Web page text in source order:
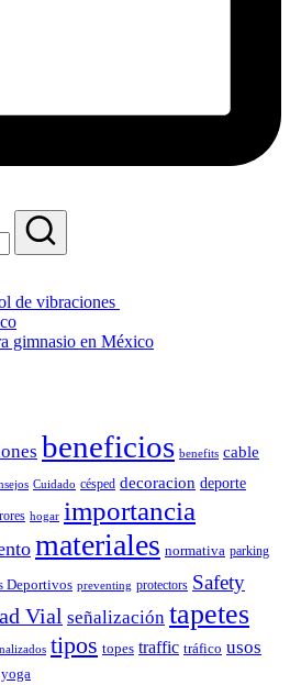
de vibraciones
gimnasio en México
beneficios benefits cable
Cuidado césped decoracion deporte
hogar importancia
materiales normativa parking
Deportivos preventing protectors Safety
Vial señalización tapetes
tipos topes traffic tráfico usos
yoga